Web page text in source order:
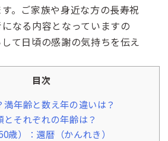
。ご家族や身近な方の長寿祝
なる内容となっていますの
て日頃の感謝の気持ちを伝え
目次
満年齢と数え年の違いは？
それぞれの年齢は？
歳）：還暦（かんれき）